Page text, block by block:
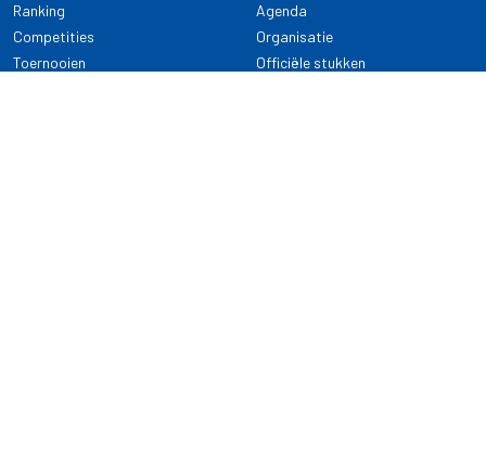
Ranking
Competities
Toernooien
Agenda
Organisatie
Officiële stukken